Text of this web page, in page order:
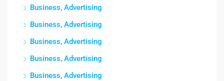
Business, Advertising
Business, Advertising
Business, Advertising
Business, Advertising
Business, Advertising